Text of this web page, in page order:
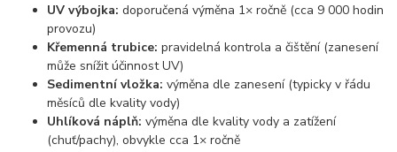
UV výbojka: doporučená výměna 1× ročně (cca 9 000 hodin
provozu)
Křemenná trubice: pravidelná kontrola a čištění (zanesení
může snížit účinnost UV)
Sedimentní vložka: výměna dle zanesení (typicky v řádu
měsíců dle kvality vody)
Uhlíková náplň: výměna dle kvality vody a zatížení
(chuť/pachy), obvykle cca 1× ročně